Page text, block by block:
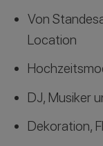
Von
Location
DJ, Musiker
Dekoration,